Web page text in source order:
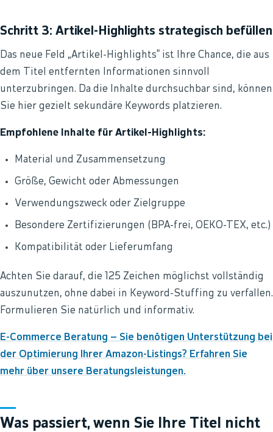
Schritt 3: Artikel-Highlights strategisch befüllen
Das neue Feld „Artikel-Highlights“ ist Ihre Chance, die aus
dem Titel entfernten Informationen sinnvoll
unterzubringen. Da die Inhalte durchsuchbar sind, können
Sie hier gezielt sekundäre Keywords platzieren.
Empfohlene Inhalte für Artikel-Highlights:
Material und Zusammensetzung
Größe, Gewicht oder Abmessungen
Verwendungszweck oder Zielgruppe
Besondere Zertifizierungen (BPA-frei, OEKO-TEX, etc.)
Kompatibilität oder Lieferumfang
Achten Sie darauf, die 125 Zeichen möglichst vollständig
auszunutzen, ohne dabei in Keyword-Stuffing zu verfallen.
Formulieren Sie natürlich und informativ.
E-Commerce Beratung – Sie benötigen Unterstützung bei
der Optimierung Ihrer Amazon-Listings? Erfahren Sie
mehr über unsere Beratungsleistungen.
Was passiert, wenn Sie Ihre Titel nicht